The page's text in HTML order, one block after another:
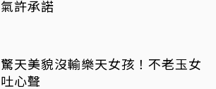
氣許承諾
驚天美貌沒輸樂天女孩！不老玉女
吐心聲